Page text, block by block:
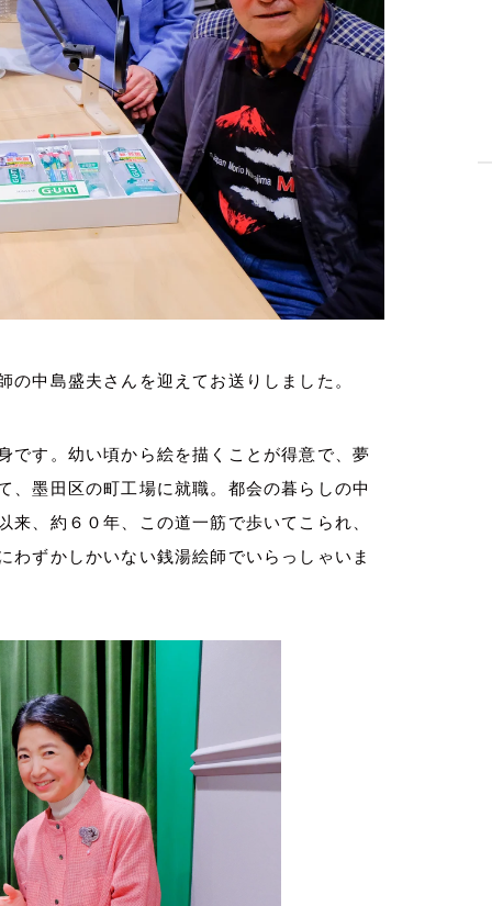
中島盛夫さんを迎えてお送りしました。
です。幼い頃から絵を描くことが得意で、夢
、墨田区の町工場に就職。都会の暮らしの中
、約６０年、この道一筋で歩いてこられ、
わずかしかいない銭湯絵師でいらっしゃいま